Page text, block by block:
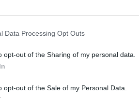
Data Processing Opt Outs
opt-out of the Sharing of my personal data.
opt-out of the Sale of my Personal Data.
a svantaggio di questi ultimi.
clienti africani, costa 6 euro. Il
10. Stesse distinzioni per la
deve pagarne 6. Solo la